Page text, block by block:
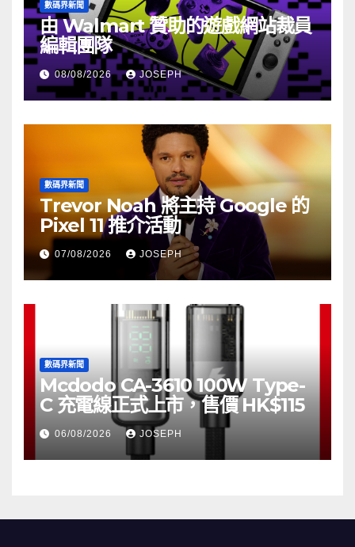
數碼界新聞
由 Walmart 贊助的遊戲網站裁員
編輯團隊
08/08/2026 JOSEPH
數碼界新聞
Trevor Noah 將主持 Google 的
Pixel 11 推介活動
07/08/2026 JOSEPH
數碼界新聞
Mcdodo CA-3610 100W Type-
C 充電線正式上市，售價 HK$115
06/08/2026 JOSEPH